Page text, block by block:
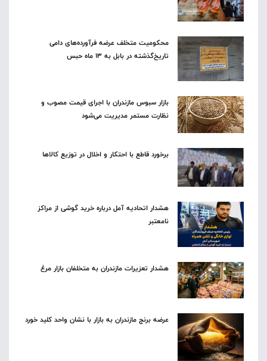
محکومیت متخلف عرضه فرآورده‌های دامی
تاریخ‌گذشته در بابل به ۱۳ ماه حبس
بازار سبوس مازندران با اجرای قیمت مصوب و
نظارت مستمر مدیریت می‌شود
برخورد قاطع با احتکار و اخلال در توزیع کالاها
هشدار اتحادیه آمل درباره خرید گوشی از مراکز
نامعتبر
هشدار تعزیرات مازندران به متخلفان بازار مرغ
عرضه برنج مازندران به بازار با نشان واحد کلید خورد